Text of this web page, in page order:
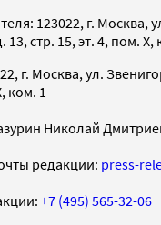
123022, г. Москва,
стр. 15, эт. 4, пом. X,
г. Москва, ул.
ком. 1
Николай
редакции: press-
+7 (495) 565-32-06